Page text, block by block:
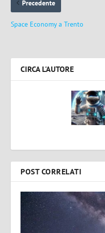
Precedente
Space Economy a Trento
CIRCA L'AUTORE
POST CORRELATI